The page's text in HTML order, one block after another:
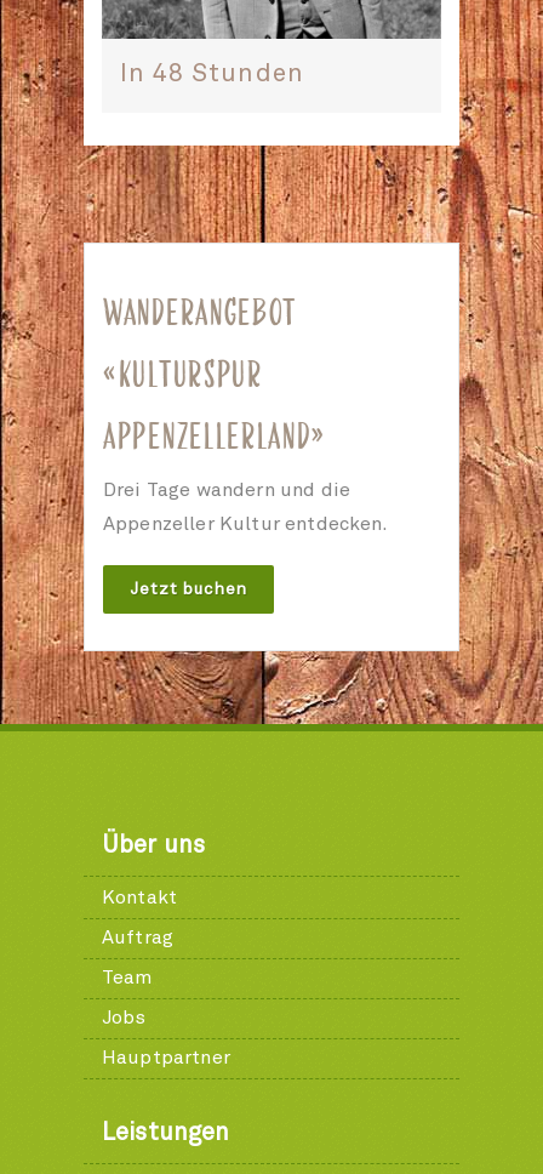
In 48 Stunden
WANDERANGEBOT
«KULTURSPUR
APPENZELLERLAND»
Drei Tage wandern und die
Appenzeller Kultur entdecken.
Jetzt buchen
Über uns
Kontakt
Auftrag
Team
Jobs
Hauptpartner
Leistungen